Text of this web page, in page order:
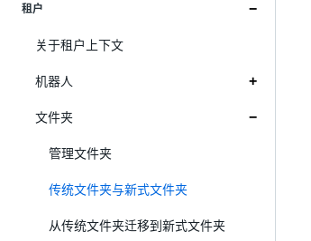
租户
关于租户上下文
机器人
文件夹
管理文件夹
传统文件夹与新式文件夹
从传统文件夹迁移到新式文件夹